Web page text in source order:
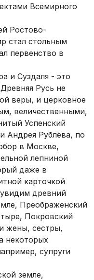
Всемирного
Ростово-
стал стольным
первенство в
и Суздаля - это
Русь не
веры, и церковное
величественными,
Успенский
Андрея Рублёва, по
в Москве,
лепниной
даже в
карточкой
древний
Преображенский
Покровский
жены, сестры,
некоторых
супруги
земле,